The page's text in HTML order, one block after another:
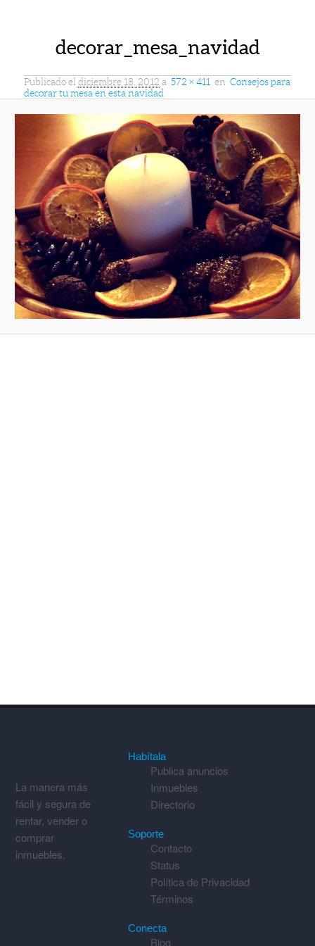
decorar_mesa_navidad
Publicado el diciembre 18, 2012 a 572 × 411 en Consejos para
decorar tu mesa en esta navidad
La manera más
fácil y segura de
rentar, vender o
comprar
inmuebles.
Habítala
Publica anuncios
Inmuebles
Directorio
Soporte
Contacto
Status
Política de Privacidad
Términos
Conecta
Blog